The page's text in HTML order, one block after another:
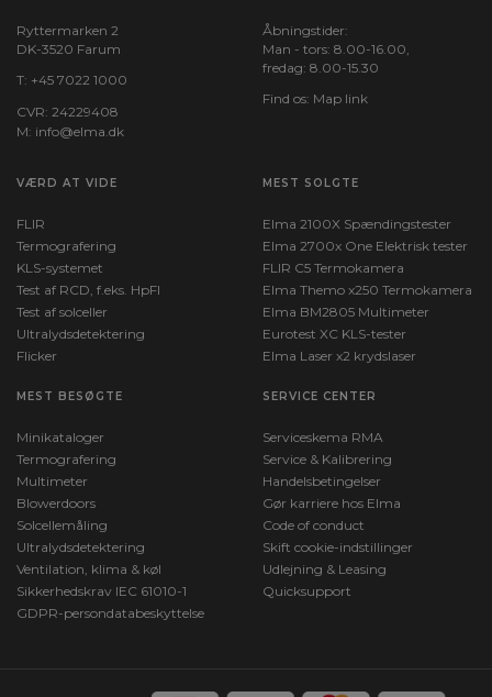
Ryttermarken 2
DK-3520 Farum
T: +45 7022 1000
CVR: 24229408
M: info@elma.dk
Åbningstider:
Man - tors: 8.00-16.00,
fredag: 8.00-15.30
Find os: Map link
VÆRD AT VIDE
FLIR
Termografering
KLS-systemet
Test af RCD, f.eks. HpFI
Test af solceller
Ultralydsdetektering
Flicker
MEST SOLGTE
Elma 2100X Spændingstester
Elma 2700x One Elektrisk tester
FLIR C5 Termokamera
Elma Themo x250 Termokamera
Elma BM2805 Multimeter
Eurotest XC KLS-tester
Elma Laser x2 krydslaser
MEST BESØGTE
Minikataloger
Termografering
Multimeter
Blowerdoors
Solcellemåling
Ultralydsdetektering
Ventilation, klima & køl
Sikkerhedskrav IEC 61010-1
GDPR-persondatabeskyttelse
SERVICE CENTER
Serviceskema RMA
Service & Kalibrering
Handelsbetingelser
Gør karriere hos Elma
Code of conduct
Skift cookie-indstillinger
Udlejning & Leasing
Quicksupport